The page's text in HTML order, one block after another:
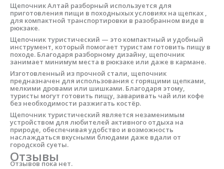
Щепочник Алтай разборный используется для
приготовления пищи в походныхых условиях на щепках ,
для компактной транспортировки в разобранном виде в
рюкзаке.
Щепочник туристический — это компактный и удобный
инструмент, который помогает туристам готовить пищу в
походе. Благодаря разборному дизайну, щепочник
занимает минимум места в рюкзаке или даже в кармане.
Изготовленный из прочной стали, щепочник
предназначен для использования с горящими щепками,
мелкими дровами или шишками. Благодаря этому,
туристы могут готовить пищу, заваривать чай или кофе
без необходимости разжигать костёр.
Щепочник туристический является незаменимым
устройством для любителей активного отдыха на
природе, обеспечивая удобство и возможность
наслаждаться вкусными блюдами даже вдали от
городской суеты.
Отзывы
Отзывов пока нет.